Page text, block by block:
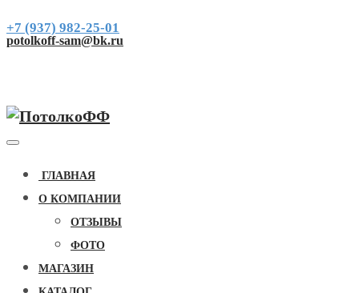
+7 (937) 982-25-01
potolkoff-sam@bk.ru
ГЛАВНАЯ
О КОМПАНИИ
ОТЗЫВЫ
ФОТО
МАГАЗИН